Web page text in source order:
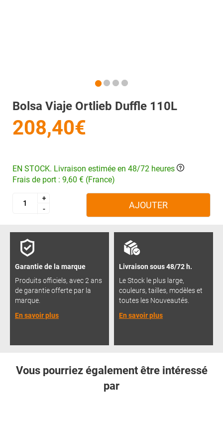
Bolsa Viaje Ortlieb Duffle 110L
208,40€
EN STOCK. Livraison estimée en 48/72 heures
Frais de port : 9,60 € (France)
+
-
+
-
AJOUTER
Garantie de la marque
Produits officiels, avec 2 ans
de garantie offerte par la
marque.
En savoir plus
Livraison sous 48/72 h.
Le Stock le plus large,
couleurs, tailles, modèles et
toutes les Nouveautés.
En savoir plus
Vous pourriez également être intéressé
par